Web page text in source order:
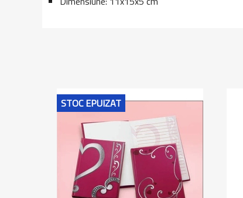
STOC EPUIZAT